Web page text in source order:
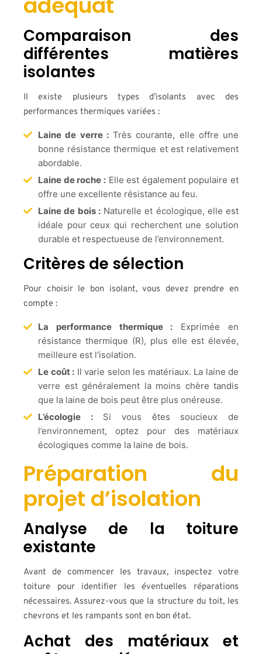
Comparaison des
différentes matières
isolantes
Il existe plusieurs types d’isolants avec des
performances thermiques variées :
Laine de verre :Très courante, elle offre une
bonne résistance thermique et est relativement
abordable.
Laine de roche :Elle est également populaire et
offre une excellente résistance au feu.
Laine de bois :Naturelle et écologique, elle est
idéale pour ceux qui recherchent une solution
durable et respectueuse de l’environnement.
Critères de sélection
Pour choisir le bon isolant, vous devez prendre en
compte :
La performance thermique : Exprimée en
résistance thermique (R), plus elle est élevée,
meilleure est l’isolation.
Le coût : Il varie selon les matériaux. La laine de
verre est généralement la moins chère tandis
que la laine de bois peut être plus onéreuse.
L’écologie :Si vous êtes soucieux de
l’environnement, optez pour des matériaux
écologiques comme la laine de bois.
Préparation du
projet d’isolation
Analyse de la toiture
existante
Avant de commencer les travaux, inspectez votre
toiture pour identifier les éventuelles réparations
nécessaires. Assurez-vous que la structure du toit, les
chevrons et les rampants sont en bon état.
Achat des matériaux et